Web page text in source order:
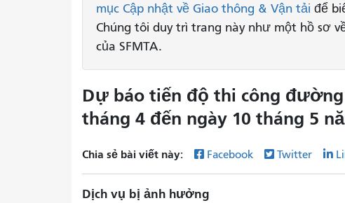
mục Cập nhật về Giao thông & Vận tải để
Chúng tôi duy trì trang này như một hồ sơ
của SFMTA.
Dự báo tiến độ thi công đường
tháng 4 đến ngày 10 tháng 5
Chia sẻ bài viết này: Facebook Twitter
Dịch vụ bị ảnh hưởng